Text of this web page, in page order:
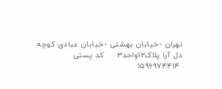
تهران -خیابان بهشتی -خیابان عبادی کوچه
دل آرا پلاک12واحد3 کد پستی